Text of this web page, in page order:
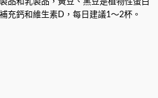
品和乳製品，黃豆、黑豆是植物性蛋白
充鈣和維生素D，每日建議1～2杯。